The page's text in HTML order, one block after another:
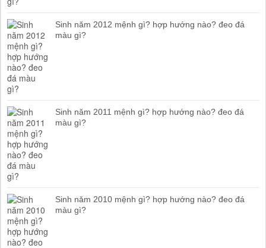
Sinh năm 2012 mệnh gì? hợp hướng nào? đeo đá
màu gì?
Sinh năm 2011 mệnh gì? hợp hướng nào? đeo đá
màu gì?
Sinh năm 2010 mệnh gì? hợp hướng nào? đeo đá
màu gì?